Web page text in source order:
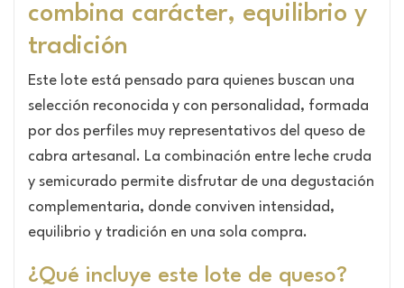
combina carácter, equilibrio y
tradición
Este lote está pensado para quienes buscan una
selección reconocida y con personalidad, formada
por dos perfiles muy representativos del queso de
cabra artesanal. La combinación entre leche cruda
y semicurado permite disfrutar de una degustación
complementaria, donde conviven intensidad,
equilibrio y tradición en una sola compra.
¿Qué incluye este lote de queso?